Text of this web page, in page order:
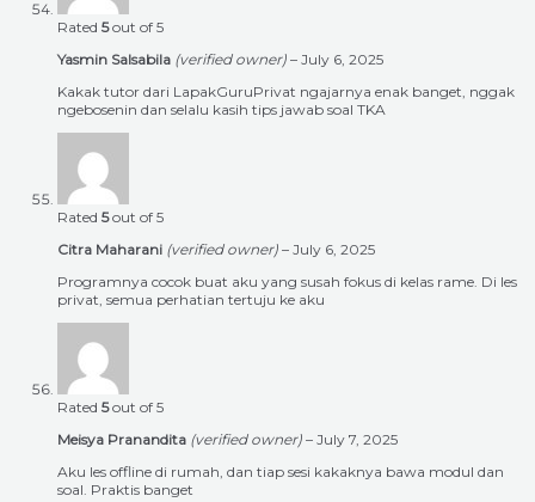
Rated 5out of 5
Yasmin Salsabila (verified owner) – July 6, 2025
Kakak tutor dari LapakGuruPrivat ngajarnya enak banget, nggak
ngebosenin dan selalu kasih tips jawab soal TKA
Rated 5out of 5
Citra Maharani (verified owner) – July 6, 2025
Programnya cocok buat aku yang susah fokus di kelas rame. Di les
privat, semua perhatian tertuju ke aku
Rated 5out of 5
Meisya Pranandita (verified owner) – July 7, 2025
Aku les offline di rumah, dan tiap sesi kakaknya bawa modul dan
soal. Praktis banget